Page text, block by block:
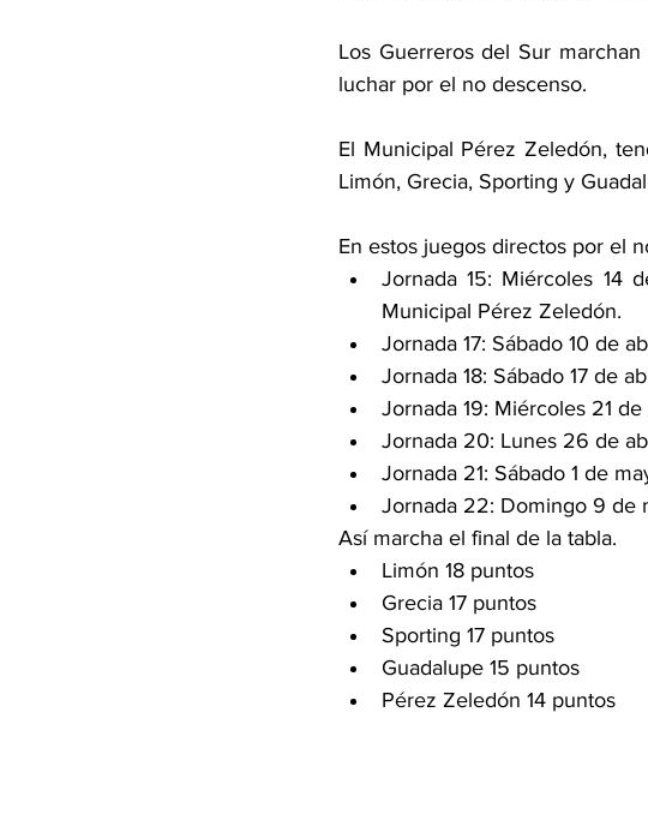
Los Guerreros del Sur
luchar por el no descenso.
El Municipal Pérez Zeledón,
Limón, Grecia, Sporting y
En estos juegos directos por el
Jornada 15: Miércoles 14
Municipal Pérez Zeledón.
Jornada 17: Sábado 10 de
Jornada 18: Sábado 17 de
Jornada 19: Miércoles 21
Jornada 20: Lunes 26 de
Jornada 21: Sábado 1 de
Jornada 22: Domingo 9 de
Así marcha el final de la tabla.
Limón 18 puntos
Grecia 17 puntos
Sporting 17 puntos
Guadalupe 15 puntos
Pérez Zeledón 14 puntos